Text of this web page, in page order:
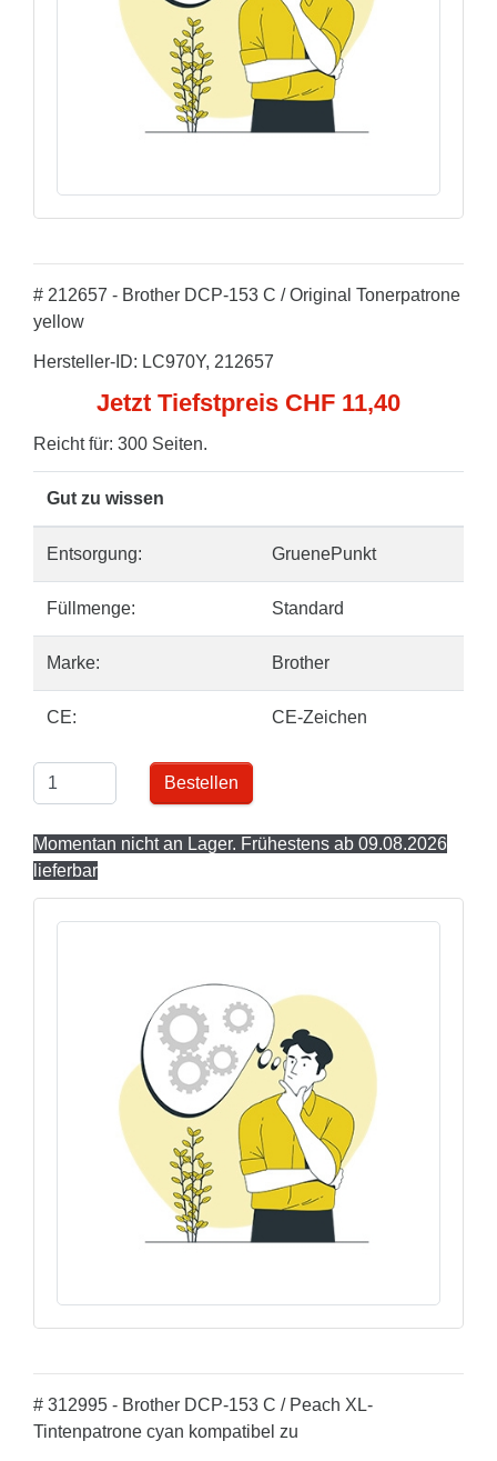
# 212657 - Brother DCP-153 C / Original Tonerpatrone
yellow
Hersteller-ID: LC970Y, 212657
Jetzt Tiefstpreis CHF 11,40
Reicht für: 300 Seiten.
Gut zu wissen
Entsorgung: GruenePunkt
Füllmenge: Standard
Marke: Brother
CE: CE-Zeichen
Bestellen
Momentan nicht an Lager. Frühestens ab 09.08.2026
lieferbar
# 312995 - Brother DCP-153 C / Peach XL-
Tintenpatrone cyan kompatibel zu